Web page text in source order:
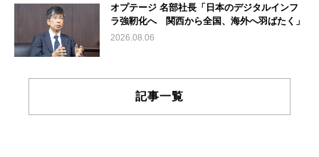
オプテージ 名部社長「日本のデジタルインフ
ラ強靭化へ 関西から全国、海外へ羽ばたく」
2026.08.06
記事一覧